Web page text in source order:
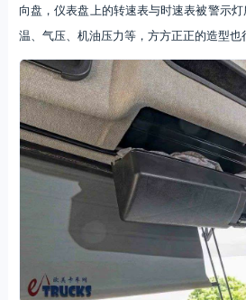
向盘，仪表盘上的转速表与时速表被警示
温、气压、机油压力等，方方正正的造型也